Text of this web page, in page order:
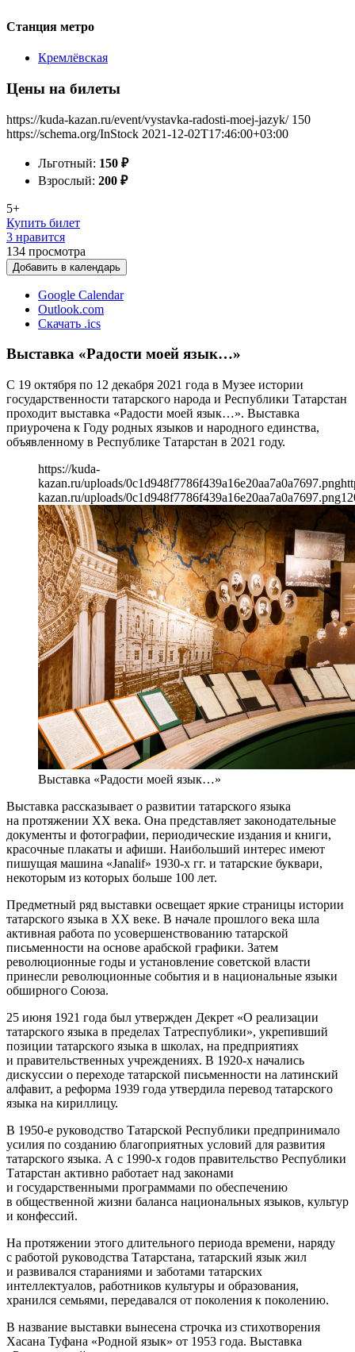
Станция метро
Кремлёвская
Цены на билеты
https://kuda-kazan.ru/event/vystavka-radosti-moej-jazyk/ 150
https://schema.org/InStock 2021-12-02T17:46:00+03:00
Льготный: 150 ₽
Взрослый: 200 ₽
5+
Купить билет
3 нравится
134 просмотра
Добавить в календарь
Google Calendar
Outlook.com
Скачать .ics
Выставка «Радости моей язык…»
С 19 октября по 12 декабря 2021 года в Музее истории
государственности татарского народа и Республики Татарстан
проходит выставка «Радости моей язык…». Выставка
приурочена к Году родных языков и народного единства,
объявленному в Республике Татарстан в 2021 году.
https://kuda-
kazan.ru/uploads/0c1d948f7786f439a16e20aa7a0a7697.png
kazan.ru/uploads/0c1d948f7786f439a16e20aa7a0a7697.png
Выставка «Радости моей язык…»
Выставка рассказывает о развитии татарского языка
на протяжении XX века. Она представляет законодательные
документы и фотографии, периодические издания и книги,
красочные плакаты и афиши. Наибольший интерес имеют
пишущая машина «Janalif» 1930-х гг. и татарские буквари,
некоторым из которых больше 100 лет.
Предметный ряд выставки освещает яркие страницы истории
татарского языка в XX веке. В начале прошлого века шла
активная работа по усовершенствованию татарской
письменности на основе арабской графики. Затем
революционные годы и установление советской власти
принесли революционные события и в национальные языки
обширного Союза.
25 июня 1921 года был утвержден Декрет «О реализации
татарского языка в пределах Татреспублики», укрепивший
позиции татарского языка в школах, на предприятиях
и правительственных учреждениях. В 1920-х начались
дискуссии о переходе татарской письменности на латинский
алфавит, а реформа 1939 года утвердила перевод татарского
языка на кириллицу.
В 1950-е руководство Татарской Республики предпринимало
усилия по созданию благоприятных условий для развития
татарского языка. А с 1990-х годов правительство Республики
Татарстан активно работает над законами
и государственными программами по обеспечению
в общественной жизни баланса национальных языков, культур
и конфессий.
На протяжении этого длительного периода времени, наряду
с работой руководства Татарстана, татарский язык жил
и развивался стараниями и заботами татарских
интеллектуалов, работников культуры и образования,
хранился семьями, передавался от поколения к поколению.
В название выставки вынесена строчка из стихотворения
Хасана Туфана «Родной язык» от 1953 года. Выставка